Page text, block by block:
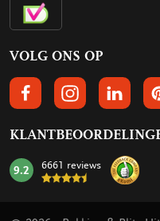
VOLG ONS OP
VOLGS ONS OP
VOLG ONS OP
VOLG
mark:
9.2 6661 reviews